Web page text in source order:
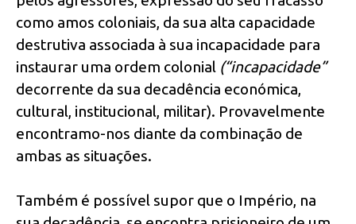
como amos coloniais, da sua alta capacidade
destrutiva associada à sua incapacidade para
instaurar uma ordem colonial (“incapacidade”
decorrente da sua decadência económica,
cultural, institucional, militar). Provavelmente
encontramo-nos diante da combinação de
ambas as situações.
Também é possível supor que o Império, na